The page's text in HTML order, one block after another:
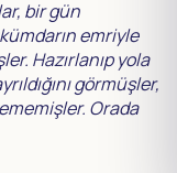
bir gün
emriyle
Hazırlanıp yola
görmüşler,
Orada